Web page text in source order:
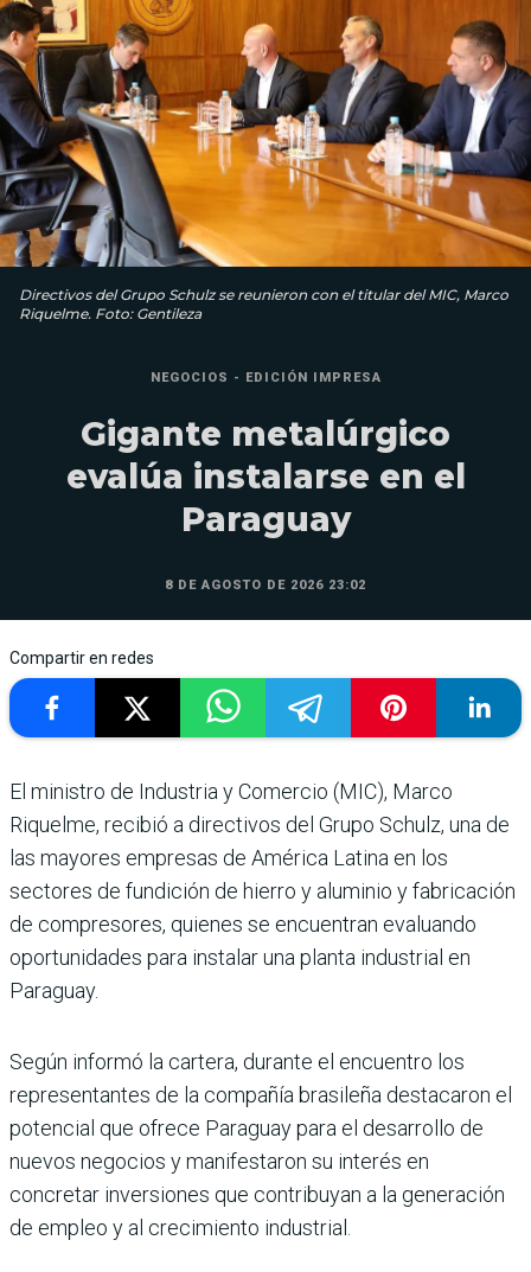
Directivos del Grupo Schulz se reunieron con el titular del MIC, Marco
Riquelme. Foto: Gentileza
NEGOCIOS - EDICIÓN IMPRESA
Gigante metalúrgico
evalúa instalarse en el
Paraguay
8 DE AGOSTO DE 2026 23:02
Compartir en redes
El ministro de Indus­tria y Comer­cio (MIC), Marco
Riquelme, recibió a directivos del Grupo Schulz, una de
las mayores empresas de Amé­rica Latina en los
sectores de fundición de hierro y aluminio y fabricación
de compresores, quienes se encuentran eva­luando
oportunidades para instalar una planta industrial en
Paraguay.
Según informó la cartera, durante el encuentro los
representantes de la com­pañía brasileña destacaron el
potencial que ofrece Para­guay para el desarrollo de
nuevos negocios y manifes­taron su interés en
concretar inversiones que contribuyan a la generación
de empleo y al crecimiento industrial.